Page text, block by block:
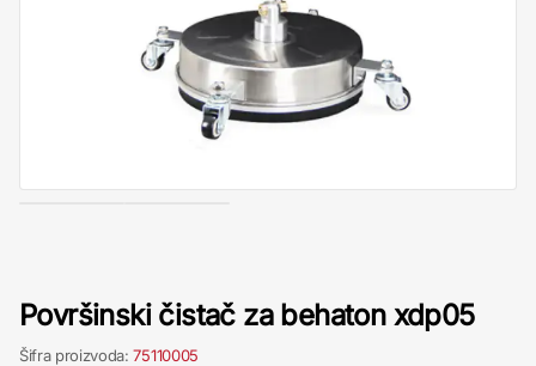
Površinski čistač za behaton xdp05
Šifra proizvoda:75110005